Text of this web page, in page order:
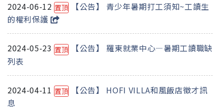
2024-06-12置頂
【公告】 青少年暑期打工須知~工讀生
的權利保護
2024-05-23置頂
【公告】 羅東就業中心—暑期工讀職缺
列表
2024-04-11置頂
【公告】 HOFI VILLA和風飯店徵才訊
息